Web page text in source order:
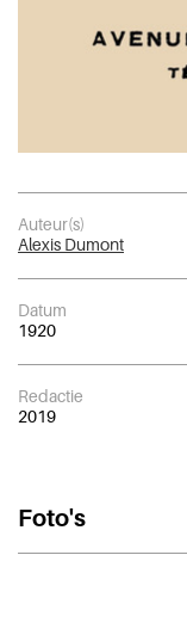
Auteur(s)
Alexis Dumont
Datum
1920
Redactie
2019
Foto's